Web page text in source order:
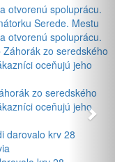
Serede. Mestu
otvorenú spoluprácu.
zo seredského
oceňujú jeho